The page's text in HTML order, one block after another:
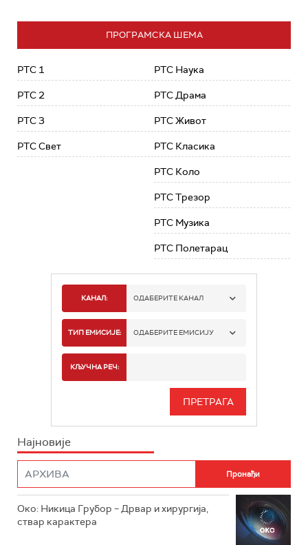
ПРОГРАМСКА ШЕМА
РТС 1
РТС 2
РТС 3
РТС Свет
РТС Наука
РТС Драма
РТС Живот
РТС Класика
РТС Коло
РТС Трезор
РТС Музика
РТС Полетарац
КАНАЛ: ОДАБЕРИТЕ КАНАЛ
РТС 1
РТС 3
РТС ЖИВОТ
ТИП ЕМИСИЈЕ: ОДАБЕРИТЕ ЕМИСИЈУ
ИНФО
КЉУЧНА РЕЧ:
Најновије
Око: Никица Грубор – Дрвар и хирургија,
ствар карактера